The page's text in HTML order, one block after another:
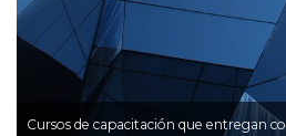
Cursos de capacitación que entregan